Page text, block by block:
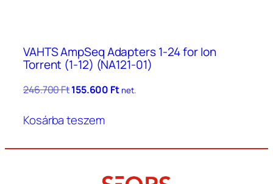
VAHTS AmpSeq Adapters 1-24 for Ion
Torrent (1-12) (NA121-01)
246.700FtOriginal
was:
246.700 Ft.
155.600 FtCurrent
net.
Kosárba teszem